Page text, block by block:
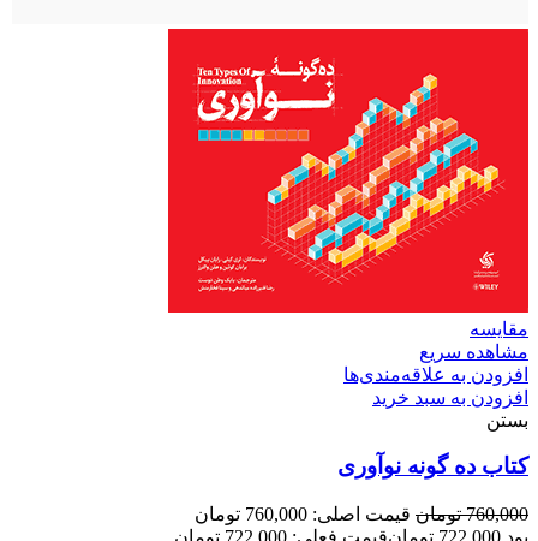
مقایسه
مشاهده سریع
افزودن به علاقه‌مندی‌ها
افزودن به سبد خرید
بستن
کتاب ده گونه نوآوری
760,000 تومان
قیمت اصلی: 760,000 تومان
بود. 722,000 تومانقیمت فعلی: 722,000 تومان.